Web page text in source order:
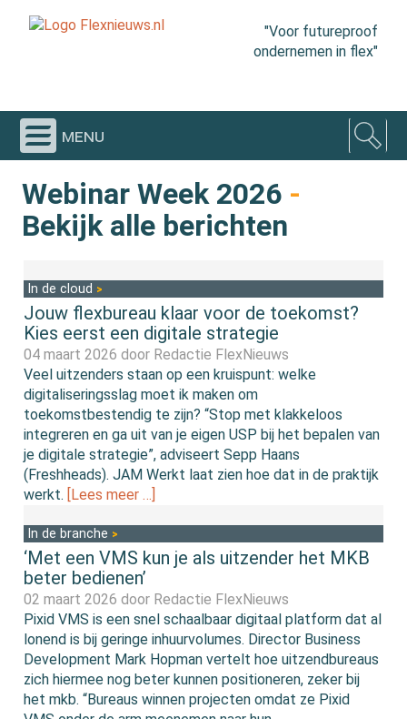
"Voor futureproof
ondernemen in flex"
menu
Webinar Week 2026 -
Bekijk alle berichten
In de cloud
Jouw flexbureau klaar voor de toekomst?
Kies eerst een digitale strategie
04 maart 2026 door Redactie FlexNieuws
Veel uitzenders staan op een kruispunt: welke
digitaliseringsslag moet ik maken om
toekomstbestendig te zijn? “Stop met klakkeloos
integreren en ga uit van je eigen USP bij het bepalen van
je digitale strategie”, adviseert Sepp Haans
(Freshheads). JAM Werkt laat zien hoe dat in de praktijk
werkt. [Lees meer …]
In de branche
‘Met een VMS kun je als uitzender het MKB
beter bedienen’
02 maart 2026 door Redactie FlexNieuws
Pixid VMS is een snel schaalbaar digitaal platform dat al
lonend is bij geringe inhuurvolumes. Director Business
Development Mark Hopman vertelt hoe uitzendbureaus
zich hiermee nog beter kunnen positioneren, zeker bij
het mkb. “Bureaus winnen projecten omdat ze Pixid